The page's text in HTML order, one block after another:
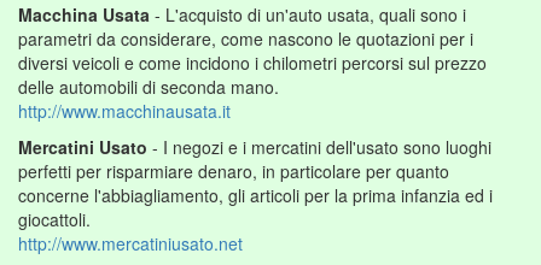
Macchina Usata - L'acquisto di un'auto usata, quali sono i
parametri da considerare, come nascono le quotazioni per i
diversi veicoli e come incidono i chilometri percorsi sul prezzo
delle automobili di seconda mano.
http://www.macchinausata.it
Mercatini Usato - I negozi e i mercatini dell'usato sono luoghi
perfetti per risparmiare denaro, in particolare per quanto
concerne l'abbiagliamento, gli articoli per la prima infanzia ed i
giocattoli.
http://www.mercatiniusato.net